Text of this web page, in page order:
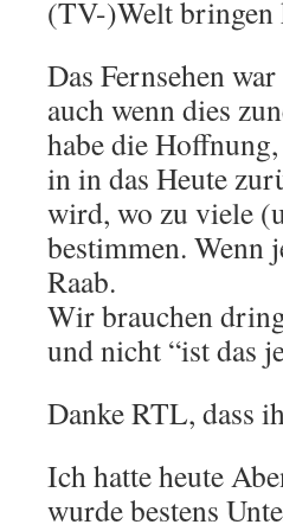
(TV-)Welt bringen
Das Fernsehen
auch wenn dies
habe die
in in das Heute
wird, wo zu viele
bestimmen. Wenn
Raab.
Wir brauchen
und nicht “ist das
Danke RTL, dass
Ich hatte heute
wurde bestens